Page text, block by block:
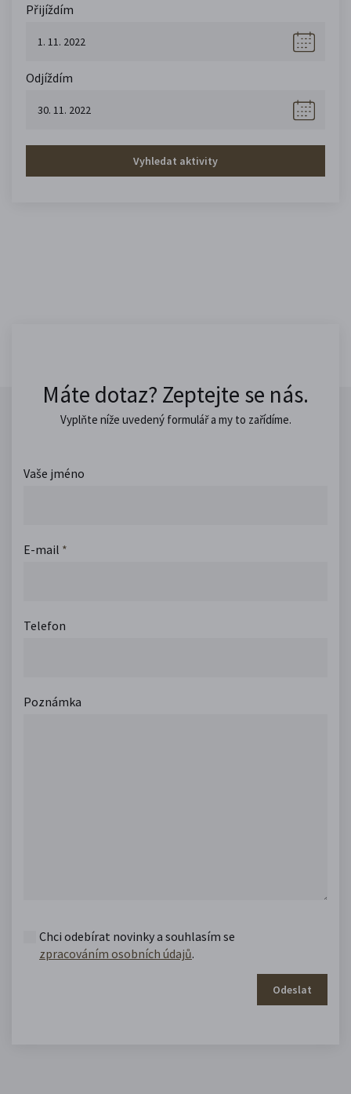
Přijíždím
Odjíždím
Vyhledat aktivity
Máte dotaz? Zeptejte se nás.
Vyplňte níže uvedený formulář a my to zařídíme.
Vaše jméno
E-mail *
Telefon
Poznámka
Chci odebírat novinky a souhlasím se
zpracováním osobních údajů.
Odeslat